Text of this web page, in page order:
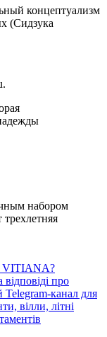
концептуализм
(Сидзука
набором
VITIANA?
про
Telegram-канал для
вілли, літні